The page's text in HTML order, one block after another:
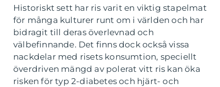
Historiskt sett har ris varit en viktig stapelmat
för många kulturer runt om i världen och har
bidragit till deras överlevnad och
välbefinnande. Det finns dock också vissa
nackdelar med risets konsumtion, speciellt
överdriven mängd av polerat vitt ris kan öka
risken för typ 2-diabetes och hjärt- och